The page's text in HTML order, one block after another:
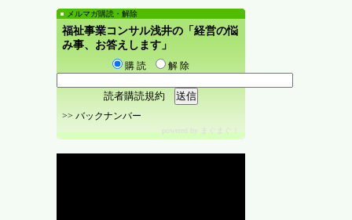
メルマガ購読・解除
福祉事業コンサル浅井の「経営の悩
み事、お答えします」
購 読 解 除
読者購読規約
>> バックナンバー